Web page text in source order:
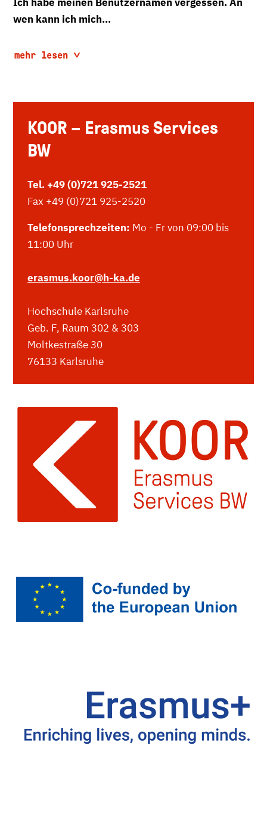
wen kann ich mich...
mehr lesen
KOOR – Erasmus Services
BW
Tel. +49 (0)721 925-2521
Fax +49 (0)721 925-2520
Telefonsprechzeiten: Mo - Fr von 09:00 bis
11:00 Uhr
erasmus.koor@h-ka.de
Hochschule Karlsruhe
Geb. F, Raum 302 & 303
Moltkestraße 30
76133 Karlsruhe